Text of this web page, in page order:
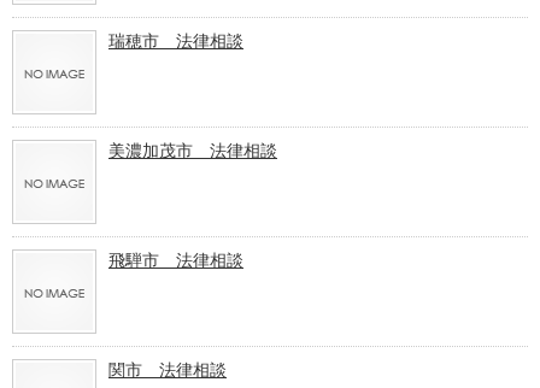
瑞穂市 法律相談
美濃加茂市 法律相談
飛騨市 法律相談
関市 法律相談